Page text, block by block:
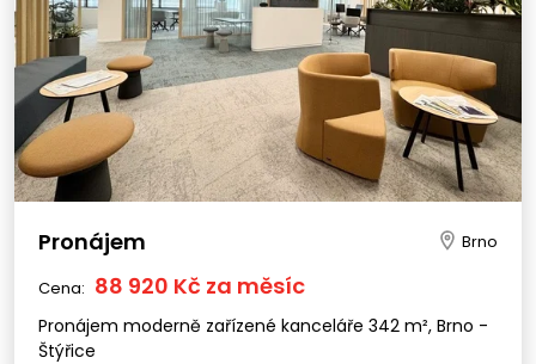
Pronájem Brno
Cena: 88 920 Kč za měsíc
Pronájem moderně zařízené kanceláře 342 m², Brno -
Štýřice